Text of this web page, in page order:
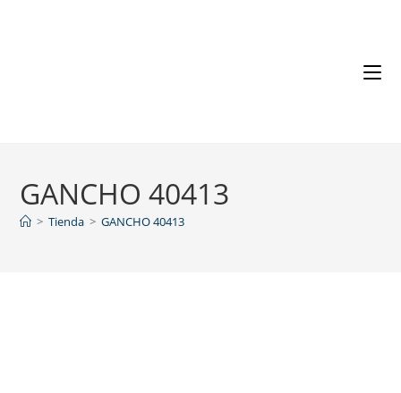
GANCHO 40413
> Tienda > GANCHO 40413